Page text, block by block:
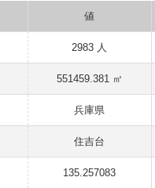
値
2983 人
551459.381 ㎡
兵庫県
住吉台
135.257083